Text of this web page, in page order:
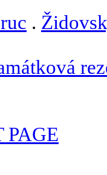
.
PAGE